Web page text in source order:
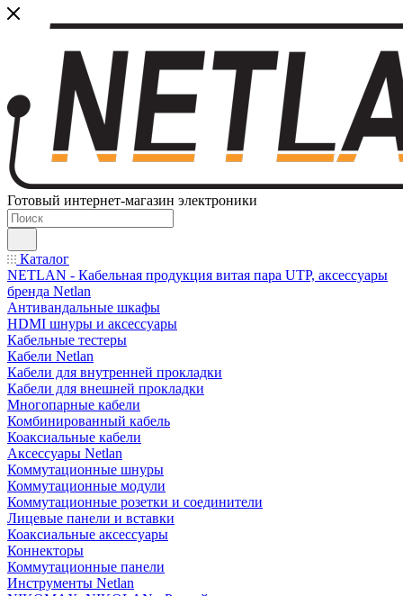
Готовый интернет-магазин электроники
Каталог
NETLAN - Кабельная продукция витая пара UTP, аксессуары
бренда Netlan
Антивандальные шкафы
HDMI шнуры и аксессуары
Кабельные тестеры
Кабели Netlan
Кабели для внутренней прокладки
Кабели для внешней прокладки
Многопарные кабели
Комбинированный кабель
Коаксиальные кабели
Аксессуары Netlan
Коммутационные шнуры
Коммутационные модули
Коммутационные розетки и соединители
Лицевые панели и вставки
Коаксиальные аксессуары
Коннекторы
Коммутационные панели
Инструменты Netlan